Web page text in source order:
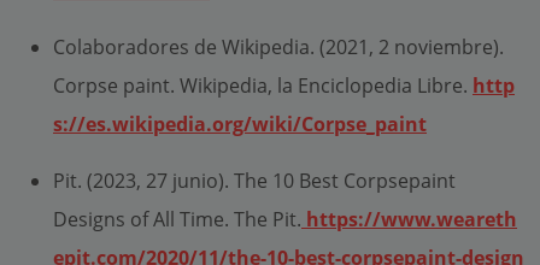
Colaboradores de Wikipedia. (2021, 2 noviembre).
Corpse paint. Wikipedia, la Enciclopedia Libre. http
s://es.wikipedia.org/wiki/Corpse_paint
Pit. (2023, 27 junio). The 10 Best Corpsepaint
Designs of All Time. The Pit. https://www.weareth
epit.com/2020/11/the-10-best-corpsepaint-design